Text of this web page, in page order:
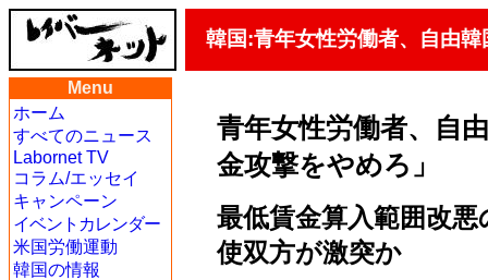
韓国:青年女性労働者、自由
Menu
ホーム
すべてのニュース
Labornet TV
コラム/エッセイ
キャンペーン
イベントカレンダー
米国労働運動
韓国の情報
青年女性労働者、自
金攻撃をやめろ」
最低賃金算入範囲改
使双方が激突か